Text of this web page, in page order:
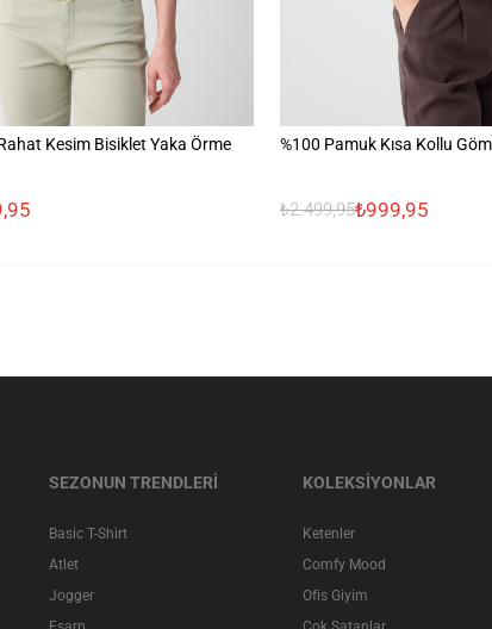
Kesim Bisiklet Yaka Örme %100 Pamuk Kısa Kollu
₺2.499,95₺999,95
SEZONUN TRENDLERİ
Basic T-Shirt
Atlet
Jogger
KOLEKSİYONLAR
Ketenler
Comfy Mood
Ofis Giyim